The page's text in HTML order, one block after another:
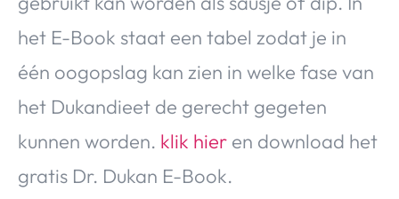
het E-Book staat een tabel zodat je in
één oogopslag kan zien in welke fase van
het Dukandieet de gerecht gegeten
kunnen worden. klik hier en download het
gratis Dr. Dukan E-Book.